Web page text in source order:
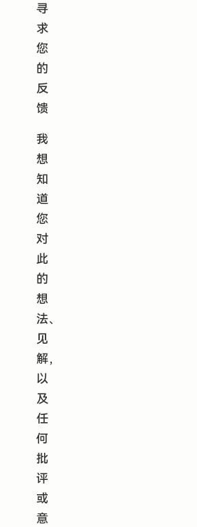
寻
求
您
的
反
馈
我
想
知
道
您
对
此
的
想
法、
见
解，
以
及
任
何
批
评
或
意